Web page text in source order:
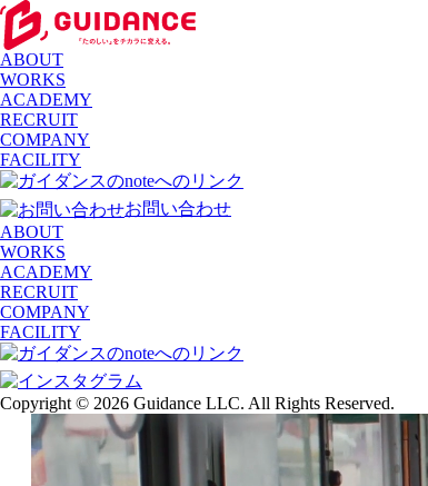
ABOUT
WORKS
ACADEMY
RECRUIT
COMPANY
FACILITY
お問い合わせ
ABOUT
WORKS
ACADEMY
RECRUIT
COMPANY
FACILITY
Copyright © 2026 Guidance LLC. All Rights Reserved.